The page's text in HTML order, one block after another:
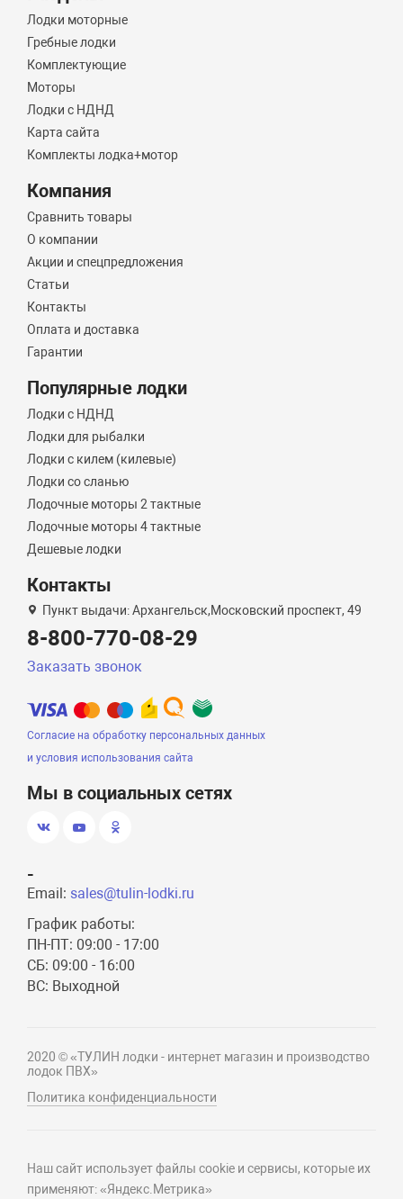
Лодки моторные
Гребные лодки
Комплектующие
Моторы
Лодки с НДНД
Карта сайта
Комплекты лодка+мотор
Компания
Сравнить товары
О компании
Акции и спецпредложения
Статьи
Контакты
Оплата и доставка
Гарантии
Популярные лодки
Лодки с НДНД
Лодки для рыбалки
Лодки с килем (килевые)
Лодки со сланью
Лодочные моторы 2 тактные
Лодочные моторы 4 тактные
Дешевые лодки
Контакты
Пункт выдачи: Архангельск,Московский проспект, 49
8-800-770-08-29
Заказать звонок
Согласие на обработку персональных данных
и условия использования сайта
Мы в социальных сетях
-
Email: sales@tulin-lodki.ru
График работы:
ПН-ПТ: 09:00 - 17:00
СБ: 09:00 - 16:00
ВС: Выходной
2020 © «ТУЛИН лодки - интернет магазин и производство
лодок ПВХ»
Политика конфиденциальности
Наш сайт использует файлы cookie и сервисы, которые их
применяют: «Яндекс.Метрика»